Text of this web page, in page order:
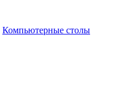
Компьютерные столы